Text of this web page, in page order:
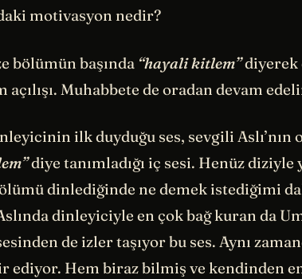
motivasyon nedir?
bölümün başında “hayali kitlem”diyerek
açılışı. Muhabbete de oradan devam
ilk duyduğu ses, sevgili Aslı’nın
diye tanımladığı iç sesi. Henüz diziyle
dinlediğinde ne demek istediğimi
dinleyiciyle en çok bağ kuran da
de izler taşıyor bu ses. Aynı
ediyor. Hem biraz bilmiş ve kendinden